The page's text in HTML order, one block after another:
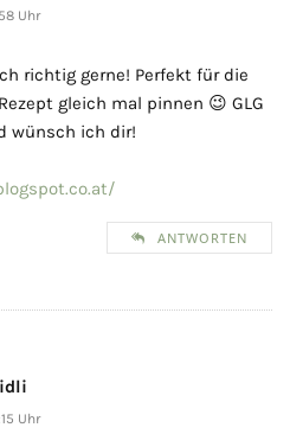
Uhr
richtig gerne! Perfekt für die
gleich mal pinnen 😉 GLG
wünsch ich dir!
ANTWORTEN
Uhr